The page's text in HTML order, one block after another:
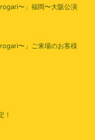
〜」福岡〜大阪公演
〜」ご来場のお客様
！